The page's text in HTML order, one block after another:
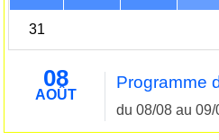
31
08
AOÛT
Programme
du 08/08 au 09/